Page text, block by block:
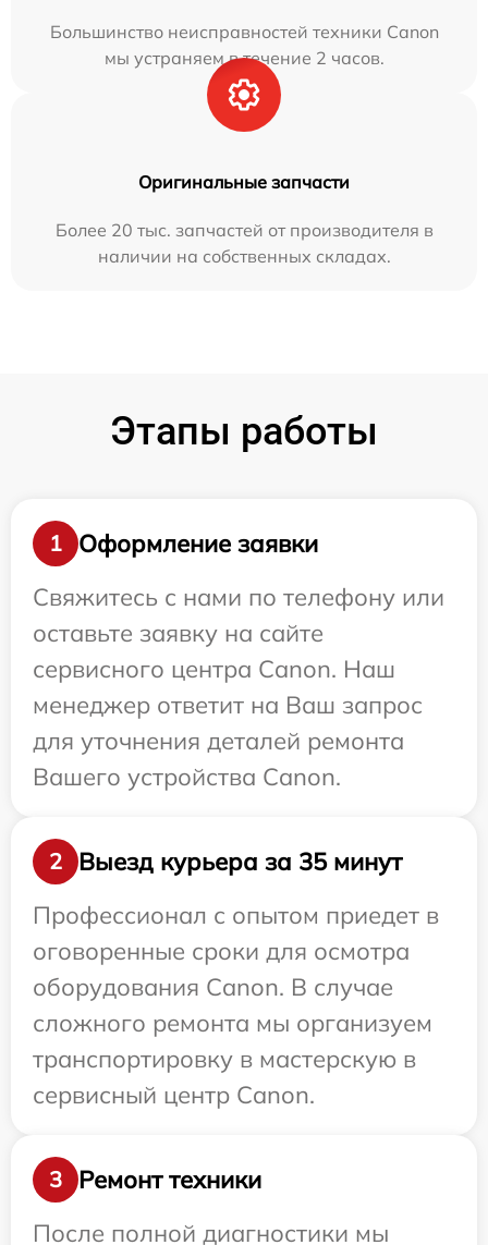
Большинство неисправностей техники Canon
мы устраняем в течение 2 часов.
Оригинальные запчасти
Более 20 тыс. запчастей от производителя в
наличии на собственных складах.
Этапы работы
1
Оформление заявки
Свяжитесь с нами по телефону или
оставьте заявку на сайте
сервисного центра Canon. Наш
менеджер ответит на Ваш запрос
для уточнения деталей ремонта
Вашего устройства Canon.
2
Выезд курьера за 35 минут
Профессионал с опытом приедет в
оговоренные сроки для осмотра
оборудования Canon. В случае
сложного ремонта мы организуем
транспортировку в мастерскую в
сервисный центр Canon.
3
Ремонт техники
После полной диагностики мы